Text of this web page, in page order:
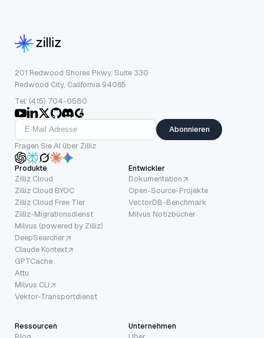
201 Redwood Shores Pkwy, Suite 330
Redwood City, California 94065
Tel: (415) 704-0580
Abonnieren
Fragen Sie AI über Zilliz
Produkte
Zilliz Cloud
Zilliz Cloud BYOC
Zilliz Cloud Free Tier
Zilliz-Migrationsdienst
Milvus (powered by Zilliz)
DeepSearcher
Claude Kontext
GPTCache
Attu
Milvus CLI
Vektor-Transportdienst
Entwickler
Dokumentation
Open-Source-Projekte
VectorDB-Benchmark
Milvus Notizbücher
Ressourcen Unternehmen